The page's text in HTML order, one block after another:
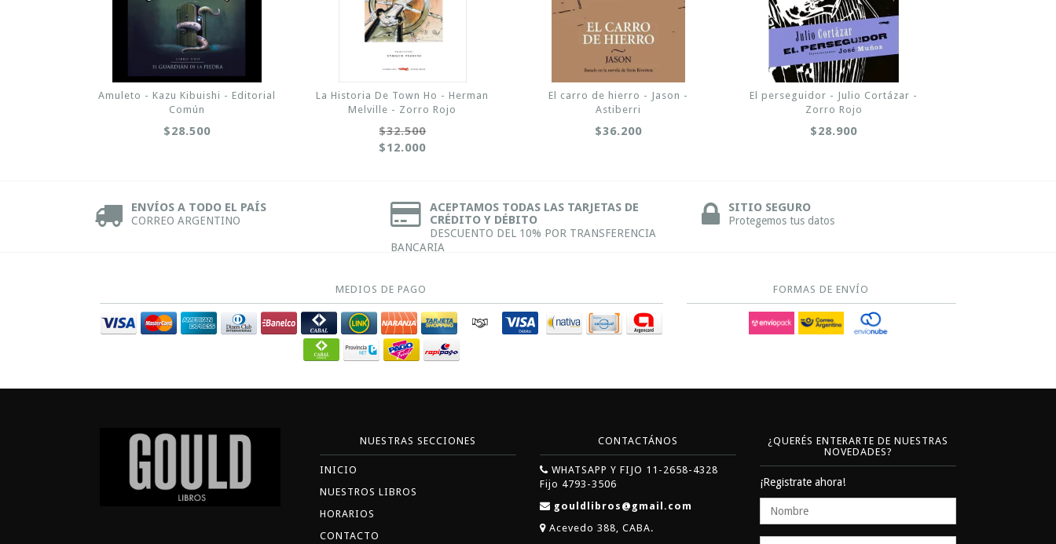
Amuleto - Kazu Kibuishi - Editorial
Común
$28.500
La Historia De Town Ho - Herman
Melville - Zorro Rojo
$32.500
$12.000
El carro de hierro - Jason -
Astiberri
$36.200
El perseguidor - Julio Cortázar -
Zorro Rojo
$28.900
ENVÍOS A TODO EL PAÍS
CORREO ARGENTINO
ACEPTAMOS TODAS LAS TARJETAS DE
CRÉDITO Y DÉBITO
DESCUENTO DEL 10% POR TRANSFERENCIA
BANCARIA
SITIO SEGURO
Protegemos tus datos
MEDIOS DE PAGO FORMAS DE ENVÍO
NUESTRAS SECCIONES
INICIO
NUESTROS LIBROS
HORARIOS
CONTACTO
CONTACTÁNOS
WHATSAPP Y FIJO 11-2658-4328
Fijo 4793-3506
gouldlibros@gmail.com
Acevedo 388, CABA.
¿QUERÉS ENTERARTE DE NUESTRAS
NOVEDADES?
¡Registrate ahora!